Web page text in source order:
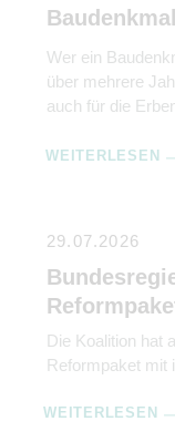
Wer ein
über mehrere
auch für die
WEITERLESEN
29.07.2026
Die Koalition hat
Reformpaket mit
WEITERLESEN